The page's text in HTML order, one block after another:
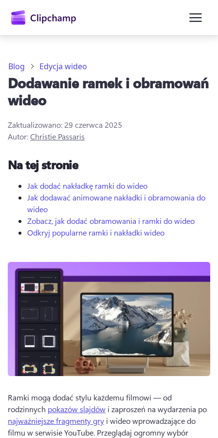
głównej
Zaloguj się
Blog Edycja wideo
Dodawanie ramek i obramowań
wideo
Zaktualizowano: 29 czerwca 2025
Autor:Christie Passaris
Na tej stronie
Jak dodać nakładkę ramki do wideo
Jak dodawać animowane nakładki i obramowania do
wideo
Zobacz, jak dodać obramowania i ramki do wideo
Odkryj popularne ramki i nakładki wideo
Ramki mogą dodać stylu każdemu filmowi — od
rodzinnych pokazów slajdów i zaproszeń na wydarzenia po
najważniejsze fragmenty gry i wideo wprowadzające do
filmu w serwisie YouTube. Przeglądaj ogromny wybór